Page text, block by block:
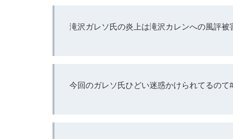
滝沢ガレソ氏の炎上は滝沢カレンへの風評被
今回のガレソ氏ひどい迷惑かけられてるのて